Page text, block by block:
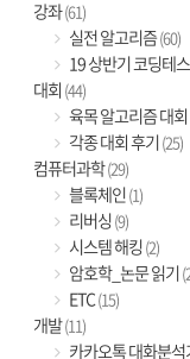
강좌(61)
실전 알고리즘(60)
19 상반기 코딩테
대회 (44)
육목 알고리즘 대회
각종 대회 후기(25)
컴퓨터과학(29)
블록체인(1)
리버싱(9)
시스템 해킹(2)
암호학_논문 읽기
ETC(15)
개발(11)
카카오톡 대화분석